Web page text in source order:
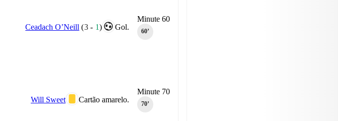
Minute 60
60‎’‎
Gol.
Ceadach O’Neill (3- 1)
Minute 70
70‎’‎
Cartão amarelo.
Will Sweet